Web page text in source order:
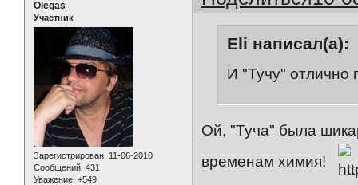
Olegas
Участник
Зарегистрирован: 11-06-2010
Сообщений: 431
Уважение: +549
Eli написал(а):
И "Тучу" отлично
Ой, "Туча" была
временам химия!